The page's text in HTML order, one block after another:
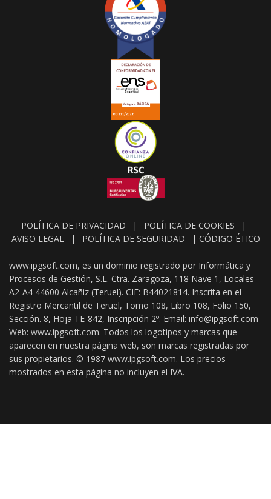
POLÍTICA DE PRIVACIDAD | POLÍTICA DE COOKIES
|
AVISO LEGAL
| POLÍTICA DE SEGURIDAD | CÓDIGO ÉTICO
www.ipgsoft.com, es un dominio registrado por Informática y
Procesos de Gestión, S.L. Ctra. Zaragoza, 118 Nave 1, Locales
A2-A4 44600 Alcañiz (Teruel). CIF: B44021814. Inscrita en el
Registro Mercantil de Teruel, Tomo 108, Libro 108, Folio 150,
Sección. 8, Hoja TE-842, Inscripción 2º. Email: info@ipgsoft.com
Web: www.ipgsoft.com. Todos los logotipos y marcas que
aparecen en nuestra página web, son marcas registradas por
sus propietarios. © 1987 www.ipgsoft.com. Los precios
mostrados en esta página no incluyen el IVA.